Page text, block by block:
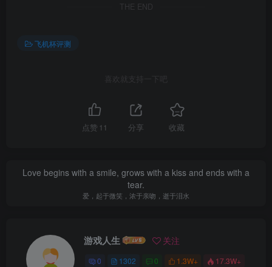
THE END
飞机杯评测
喜欢就支持一下吧
点赞 11 分享 收藏
Love begins with a smile, grows with a kiss and ends with a
tear.
爱，起于微笑，浓于亲吻，逝于泪水
游戏人生 关注
0 1302 0 1.3W+ 17.3W+